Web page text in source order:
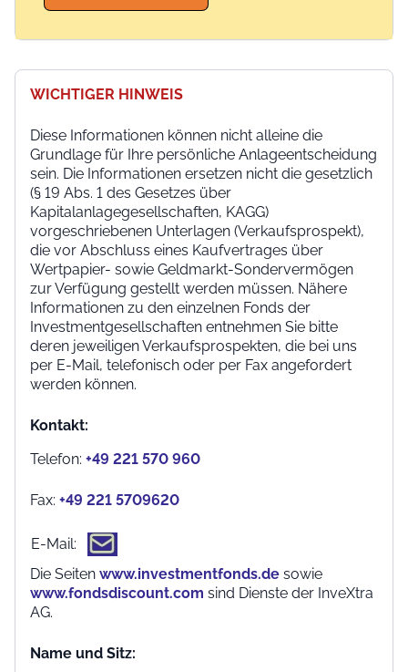
WICHTIGER HINWEIS
Diese Informationen können nicht alleine die
Grundlage für Ihre persönliche Anlageentscheidung
sein. Die Informationen ersetzen nicht die gesetzlich
(§ 19 Abs. 1 des Gesetzes über
Kapitalanlagegesellschaften, KAGG)
vorgeschriebenen Unterlagen (Verkaufsprospekt),
die vor Abschluss eines Kaufvertrages über
Wertpapier- sowie Geldmarkt-Sondervermögen
zur Verfügung gestellt werden müssen. Nähere
Informationen zu den einzelnen Fonds der
Investmentgesellschaften entnehmen Sie bitte
deren jeweiligen Verkaufsprospekten, die bei uns
per E-Mail, telefonisch oder per Fax angefordert
werden können.
Kontakt:
Telefon: +49 221 570 960
Fax: +49 221 5709620
E-Mail:
Die Seiten www.investmentfonds.de sowie
www.fondsdiscount.com sind Dienste der InveXtra
AG.
Name und Sitz: